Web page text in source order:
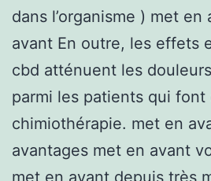
dans l’organisme ) met en
avant En outre, les effets
cbd atténuent les
parmi les patients qui font
chimiothérapie. met en
avantages met en avant
met en avant depuis très